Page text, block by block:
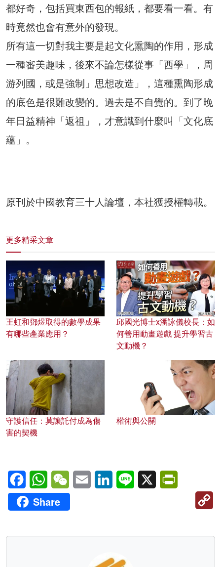
都好奇，包括買東西包的報紙，都要看一看。有
時竟然也會有意外的發現。
所有這一切對我主要是起文化熏陶的作用，形成
一種審美趣味，後來不論怎樣從事「西學」，周
游列國，或是強制」思想改造」，這種熏陶形成
的底色是很難改變的。過去是不自覺的。到了晚
年日益精神「返祖」，才意識到什麼叫「文化底
蘊」。
原刊於中國教育三十人論壇，本社獲授權轉載。
更多精采文章
王虹和鄧煜取得的數學成果
有哪些產業應用？
邱國光博士x潘詠儀校長：如
何善用動畫遊戲 提升學習古
文動機？
守護信任：莫讓託付成為傷
害的契機
權術與公關
FacebookWhatsAppWeChatEmail LinkedInLine X
Share